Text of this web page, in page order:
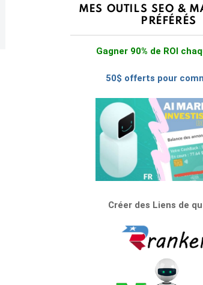
MES OUTILS SEO &
PRÉFÉRÉS
Gagner 90% de ROI
50$ offerts pour
Créer des Liens de